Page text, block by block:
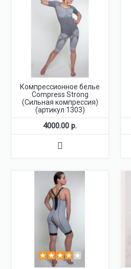
Компрессионное белье
Compress Strong
(Сильная компрессия)
(артикул 1303)
4000.00 р.